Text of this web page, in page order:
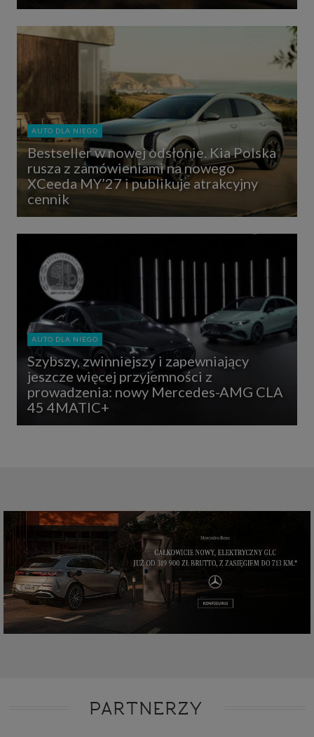
AUTO DLA NIEGO
Bestseller w nowej odsłonie. Kia Polska
rusza z zamówieniami na nowego
XCeeda MY’27 i publikuje atrakcyjny
cennik
AUTO DLA NIEGO
Szybszy, zwinniejszy i zapewniający
jeszcze więcej przyjemności z
prowadzenia: nowy Mercedes-AMG CLA
45 4MATIC+
PARTNERZY